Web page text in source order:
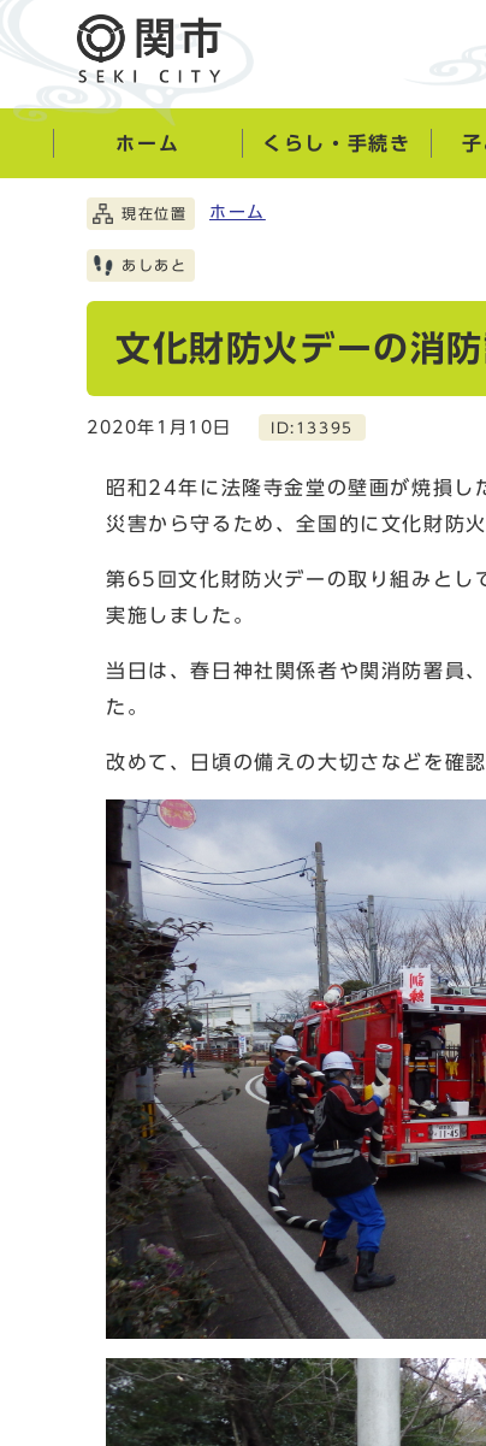
ホーム くらし・手続き 子
現在位置 ホーム
あしあと
文化財防火デーの消
2020年1月10日 ID:13395
昭和24年に法隆寺金堂の壁画が焼損
災害から守るため、全国的に文化財防
第65回文化財防火デーの取り組みとし
実施しました。
当日は、春日神社関係者や関消防署員
た。
改めて、日頃の備えの大切さなどを確